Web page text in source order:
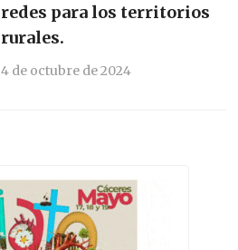
redes para los territorios
rurales.
4 de octubre de 2024